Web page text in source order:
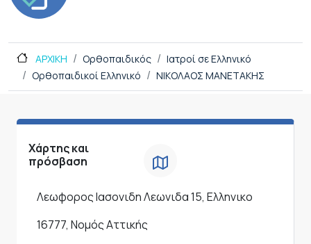
ΑΡΧΙΚΗ Ορθοπαιδικός
Ιατροί σε Ελληνικό
Ορθοπαιδικοί Ελληνικό
ΝΙΚΟΛΑΟΣ ΜΑΝΕΤΑΚΗΣ
Χάρτης και
πρόσβαση
Λεωφορος Ιασονιδη Λεωνιδα 15, Ελληνικο
16777, Νομός Αττικής